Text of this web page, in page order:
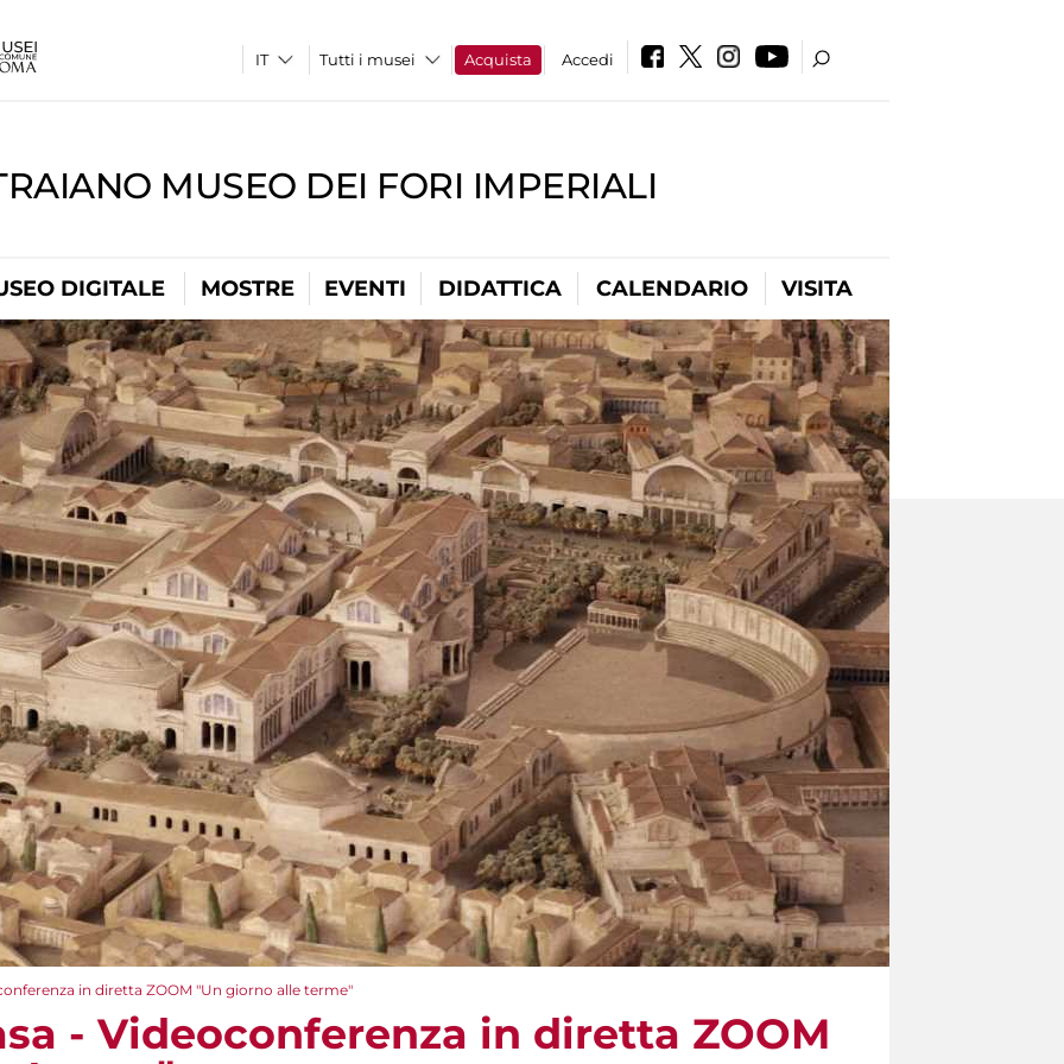
Tutti i musei Acquista Accedi
MUSEO DEI FORI IMPERIALI
DIGITALE MOSTRE EVENTI DIDATTICA CALENDARIO VISITA
in diretta ZOOM​ "Un giorno alle terme"
- Videoconferenza in diretta ZOOM​